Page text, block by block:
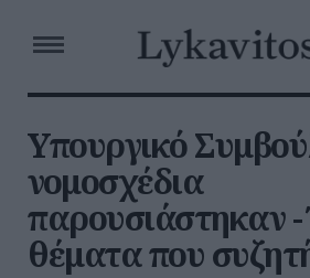
Υπουργικό
νομοσχέδια
παρουσιάστηκαν
θέματα που